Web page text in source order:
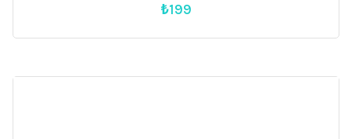
₺199